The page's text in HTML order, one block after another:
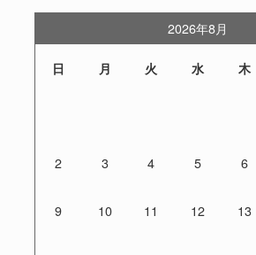
2026年8月
日 月 火 水 木
2 3 4 5 6
9 10 11 12 13